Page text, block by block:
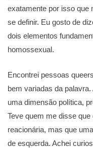
exatamente por isso que
se definir. Eu gosto de
dois elementos
homossexual.
Encontrei pessoas
bem variadas da palavra.
uma dimensão política,
Teve quem me disse
reacionária, mas que
de esquerda. Achei